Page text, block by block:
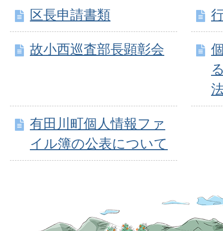
区長申請書類
故小西巡査部長顕彰会
有田川町個人情報ファ
イル簿の公表について